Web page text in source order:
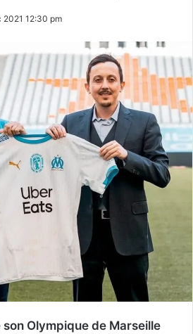
2021 12:30 pm
Olympique de Marseille